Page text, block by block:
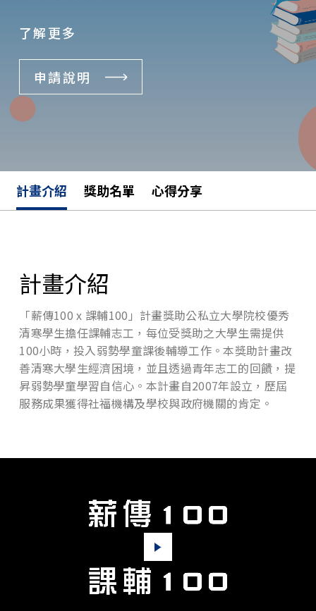
了解更多
申請說明
計畫介紹 獎助名單 心得分享
計畫介紹
「薪傳100 x 課輔100」計畫獎助公私立大學院校優秀
清寒學生擔任課輔志工，每位受獎助之大學生需提供
100小時，投入弱勢學童課後輔導工作。本獎助計畫改
善清寒大學生經濟困境，並且透過青年志工的回饋，提
昇弱勢學童學習自信心。本計畫自2007年設立，歷屆
服務成果獲得社福機構及學校與政府機關的肯定。